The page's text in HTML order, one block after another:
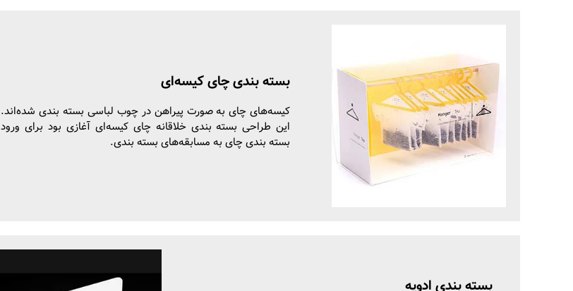
بسته بندی چای کیسه‌ای
کیسه‌های چای به صورت پیراهن در چوب لباسی بسته بندی شده‌اند.
این طراحی بسته بندی خلاقانه چای کیسه‌ای آغازی بود برای ورود
بسته بندی چای به مسابقه‌های بسته بندی.
بسته بندی ادویه